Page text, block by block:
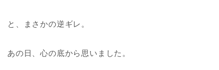
と、まさかの逆ギレ。
あの日、心の底から思いました。